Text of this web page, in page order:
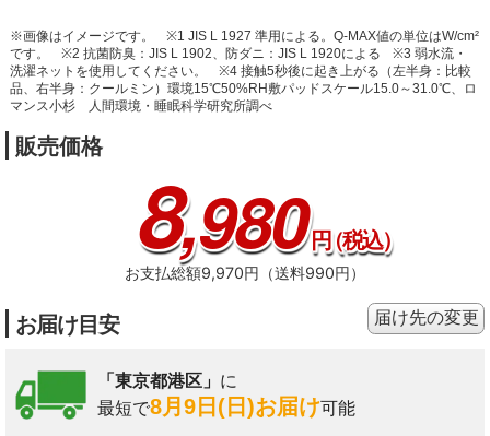
※画像はイメージです。
※1 JIS L 1927 準用による。Q-MAX値の単位はW/cm²
です。
※2 抗菌防臭：JIS L 1902、防ダニ：JIS L 1920による
※3 弱水流・
洗濯ネットを使用してください。
※4 接触5秒後に起き上がる（左半身：比較
品、右半身：クールミン）環境15℃50%RH敷パッドスケール15.0～31.0℃、ロ
マンス小杉 人間環境・睡眠科学研究所調べ
販売価格
8,980円（税込）
お支払総額9,970円（送料990円）
お届け目安
「東京都港区」 に
最短で8月9日(日)お届け可能
届け先の変更